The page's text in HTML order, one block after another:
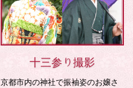
十三参り撮影
京都市内の神社で振袖姿のお嬢さ